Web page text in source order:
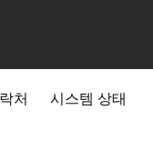
처 시스템 상태